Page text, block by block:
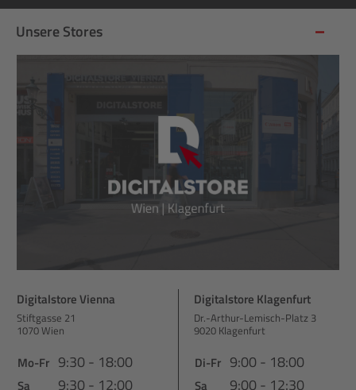
Unsere Stores
Digitalstore Vienna
Stiftgasse 21
1070 Wien
Mo-Fr 9:30 - 18:00
Sa 9:30 - 12:00
Digitalstore Klagenfurt
Dr.-Arthur-Lemisch-Platz 3
9020 Klagenfurt
Di-Fr 9:00 - 18:00
Sa 9:00 - 12:30